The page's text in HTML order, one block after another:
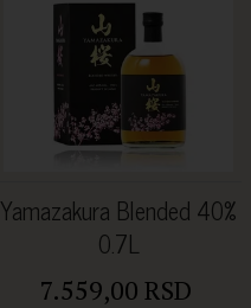
Yamazakura Blended 40%
0.7L
7.559,00 RSD